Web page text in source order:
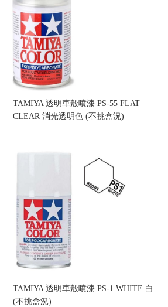
TAMIYA 透明車殼噴漆 PS-55 FLAT
CLEAR 消光透明色 (不挑盒況)
TAMIYA 透明車殼噴漆 PS-1 WHITE 白
(不挑盒況)